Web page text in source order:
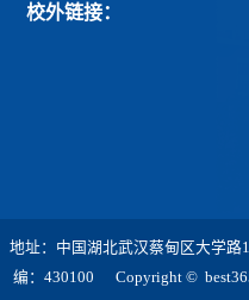
校外链接：
地址：中国湖北武汉蔡甸区大学
编：430100 Copyright ©